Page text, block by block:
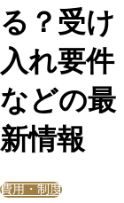
る？受け
入れ要件
などの最
新情報
費用・制度